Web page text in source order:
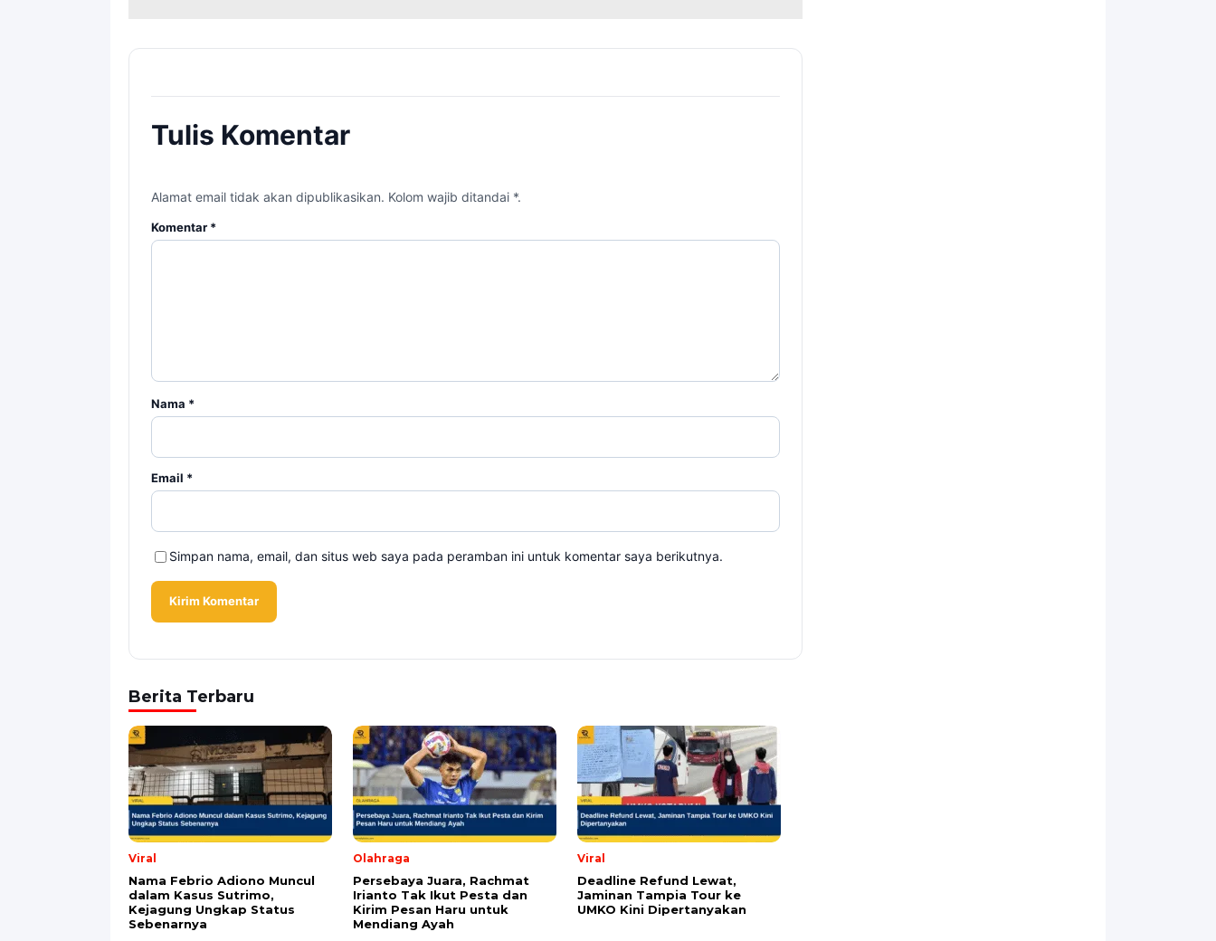
Tulis Komentar
Alamat email tidak akan dipublikasikan. Kolom wajib ditandai *.
Komentar *
Nama *
Email *
Simpan nama, email, dan situs web saya pada peramban ini untuk komentar saya berikutnya.
Berita Terbaru
Viral
Nama Febrio Adiono Muncul
dalam Kasus Sutrimo,
Kejagung Ungkap Status
Sebenarnya
Olahraga
Persebaya Juara, Rachmat
Irianto Tak Ikut Pesta dan
Kirim Pesan Haru untuk
Mendiang Ayah
Viral
Deadline Refund Lewat,
Jaminan Tampia Tour ke
UMKO Kini Dipertanyakan